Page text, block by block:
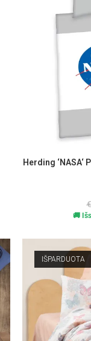
Herding
€
🚚
IŠPARDUOTA